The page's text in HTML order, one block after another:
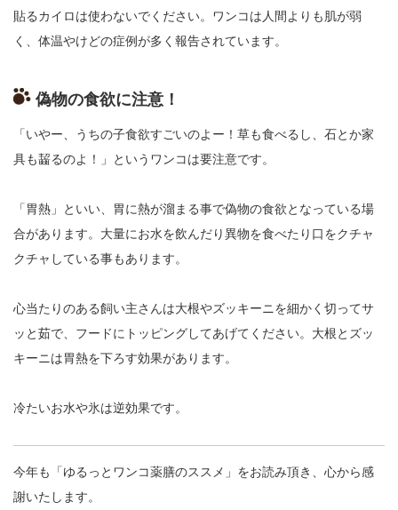
貼るカイロは使わないでください。
ワンコは人間よりも肌が弱
く、 体温やけどの症例が多く報告されています。
偽物の食欲に注意！
「いやー、うちの子食欲すごいのよー！草も食べるし、 石とか家
具も齧るのよ！」というワンコは要注意です。
「胃熱」といい、
胃に熱が溜まる事で偽物の食欲となっている場
合があります。 大量にお水を飲んだり異物を食べたり口をクチャ
クチャしている事もあります。
心当たりのある飼い主さんは大根やズッキーニを細かく切ってサ
ッ と茹で、フードにトッピングしてあげてください。 大根とズッ
キーニは胃熱を下ろす効果があります。
冷たいお水や氷は逆効果です。
今年も「ゆるっとワンコ薬膳のススメ」をお読み頂き、 心から感
謝いたします。